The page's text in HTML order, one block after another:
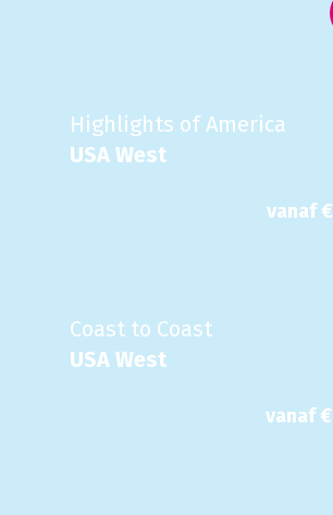
Highlights of America
USA West
vanaf €
Coast to Coast
USA West
vanaf €